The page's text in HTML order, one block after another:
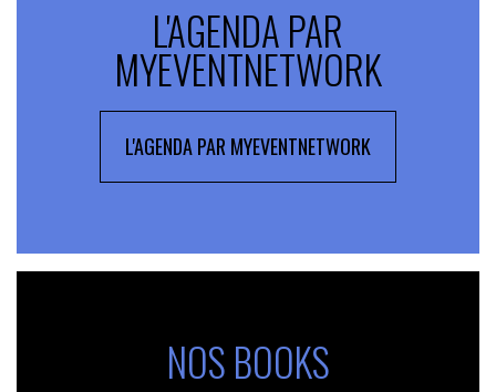
L'AGENDA PAR
MYEVENTNETWORK
L'AGENDA PAR MYEVENTNETWORK
NOS BOOKS